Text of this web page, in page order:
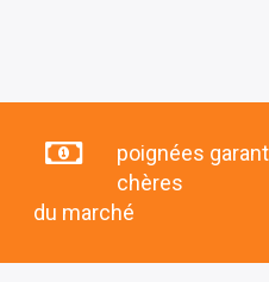
poignées
chères
du marché